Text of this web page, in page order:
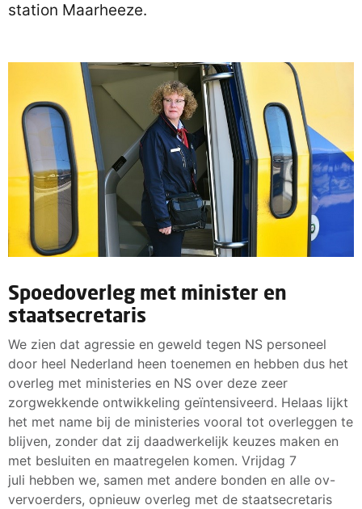
station Maarheeze.
Spoedoverleg met minister en
staatsecretaris
We zien dat agressie en geweld tegen NS personeel
door heel Nederland heen toenemen en hebben dus het
overleg met ministeries en NS over deze zeer
zorgwekkende ontwikkeling geïntensiveerd. Helaas lijkt
het met name bij de ministeries vooral tot overleggen te
blijven, zonder dat zij daadwerkelijk keuzes maken en
met besluiten en maatregelen komen. Vrijdag 7
juli hebben we, samen met andere bonden en alle ov-
vervoerders, opnieuw overleg met de staatsecretaris